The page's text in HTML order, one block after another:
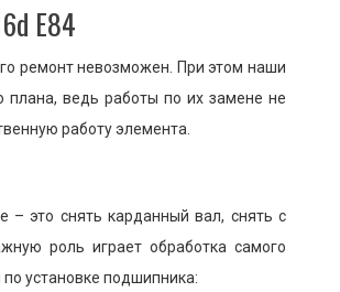
E84
ремонт невозможен. При этом наши
плана, ведь работы по их замене не
работу элемента.
– это снять карданный вал, снять с
роль играет обработка самого
установке подшипника: